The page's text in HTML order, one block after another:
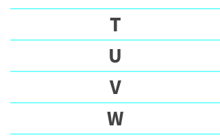
T
U
V
W